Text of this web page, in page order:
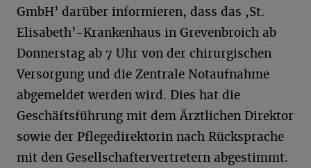
GmbH’ darüber informieren, dass das ,St.
Elisabeth’-Krankenhaus in Grevenbroich ab
Donnerstag ab 7 Uhr von der chirurgischen
Versorgung und die Zentrale Notaufnahme
abgemeldet werden wird. Dies hat die
Geschäftsführung mit dem Ärztlichen Direktor
sowie der Pflegedirektorin nach Rücksprache
mit den Gesellschaftervertretern abgestimmt.